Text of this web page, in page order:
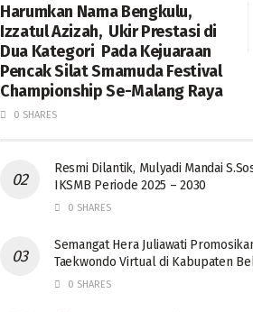
Harumkan Nama Bengkulu,
Izzatul Azizah, Ukir Prestasi di
Dua Kategori Pada Kejuaraan
Pencak Silat Smamuda Festival
Championship Se-Malang Raya
0 SHARES
Resmi Dilantik, Mulyadi Mandai
IKSMB Periode 2025 – 2030
0 SHARES
Semangat Hera Juliawati
Taekwondo Virtual di Kabupaten
0 SHARES